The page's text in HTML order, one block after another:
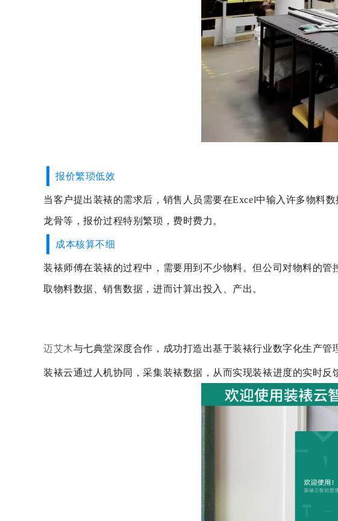
报价繁琐低效
当客户提出装裱的需求后，销售人员需要在Excel中输入许多物料
龙骨等，报价过程特别繁琐，费时费力。
成本核算不细
装裱师傅在装裱的过程中，需要用到不少物料。但公司对物料的
取物料数据、销售数据，进而计算出投入、产出。
迈艾木与七典堂深度合作，成功打造出基于装裱行业数字化生产
装裱云通过人机协同，采集装裱数据，从而实现装裱进度的实时